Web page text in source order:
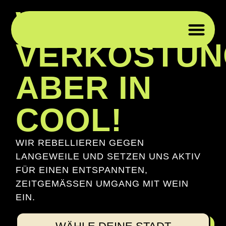
WEIN­
ABER IN
COOL!
WIR REBELLIEREN GEGEN
LANGEWEILE UND SETZEN UNS AKTIV
FÜR EINEN ENTSPANNTEN,
ZEITGEMÄSSEN UMGANG MIT WEIN E
IN.